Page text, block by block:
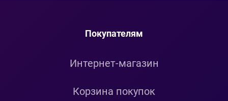
Покупателям
Интернет-магазин
Корзина покупок